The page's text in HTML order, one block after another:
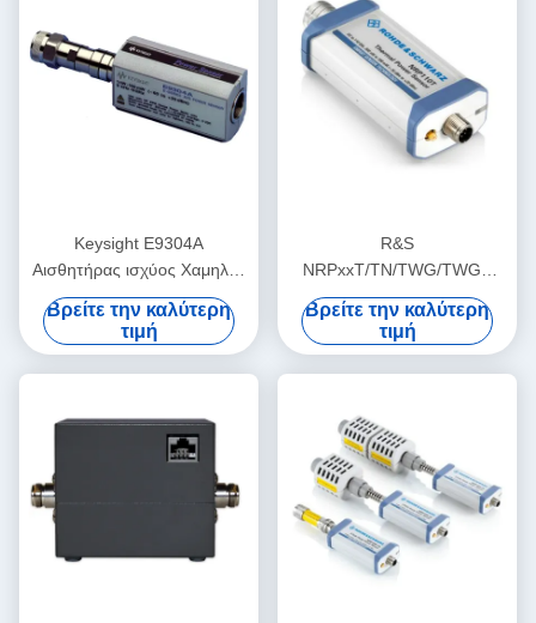
Keysight E9304A
Αισθητήρας ισχύος Χαμηλής
συχνότητας Μετρά Μέση
ισχύ στο εύρος συχνοτήτων
9 KHz έως 6 GHz
Βρείτε την καλύτερη
τιμή
R&S
NRPxxT/TN/TWG/TWGN
αισθητήρες θερμικής ισχύος
για εφαρμογές RF &
μικροκυμάτων
Βρείτε την καλύτερη
τιμή